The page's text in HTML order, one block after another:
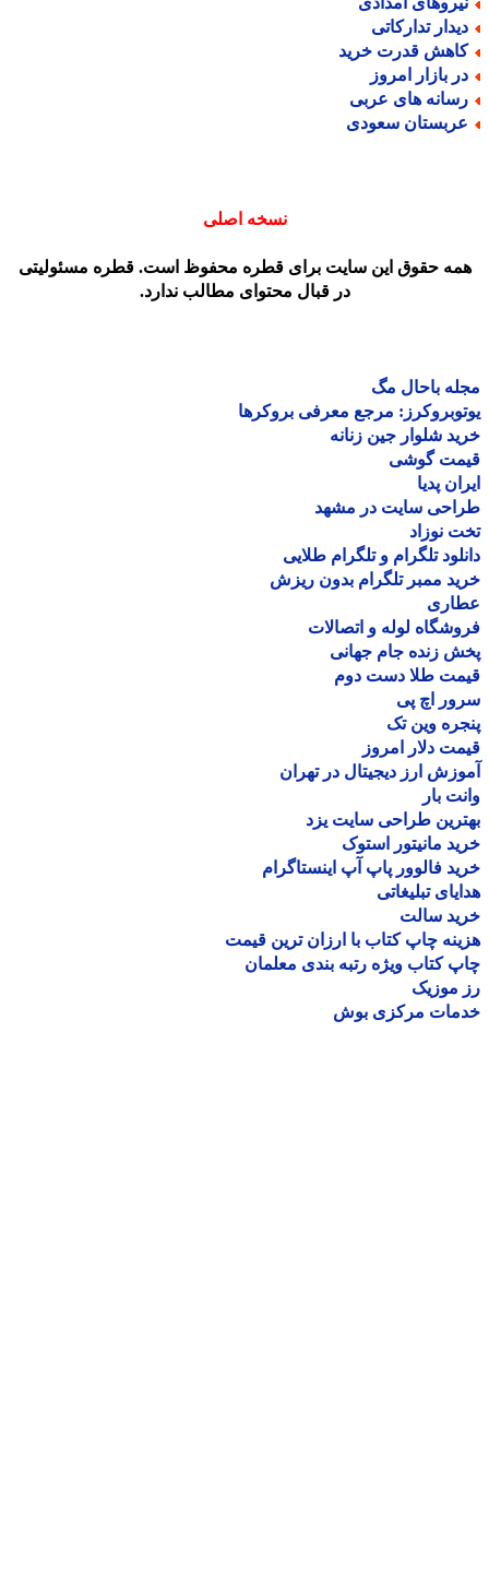
تدارکاتی
قدرت خرید
بازار امروز
های عربی
سعودی
نسخه اصلی
حقوق این سایت برای قطره محفوظ است. قطره مسئولیتی
در قبال محتوای مطالب ندارد.
باحال مگ
مرجع معرفی بروکرها
شلوار جین زنانه
گوشی
پدیا
سایت در مشهد
نوزاد
تلگرام و تلگرام طلایی
ممبر تلگرام بدون ریزش
لوله و اتصالات
زنده جام جهانی
طلا دست دوم
اچ پی
وین تک
دلار امروز
ارز دیجیتال در تهران
بار
طراحی سایت یزد
مانیتور استوک
فالوور پاپ آپ اینستاگرام
تبلیغاتی
سالت
چاپ کتاب با ارزان ترین قیمت
کتاب ویژه رتبه بندی معلمان
موزیک
مرکزی بوش